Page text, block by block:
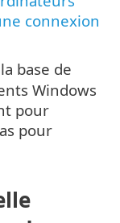
connexion
base de
Windows
pour
pour